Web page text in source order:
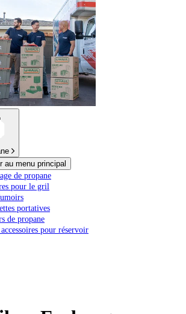
au menu principal
de propane
pour le gril
portatives
de propane
pour réservoir